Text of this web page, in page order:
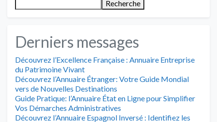
Recherche
Derniers messages
Découvrez l’Excellence Française : Annuaire Entreprise
du Patrimoine Vivant
Découvrez l’Annuaire Étranger: Votre Guide Mondial
vers de Nouvelles Destinations
Guide Pratique: l’Annuaire État en Ligne pour Simplifier
Vos Démarches Administratives
Découvrez l’Annuaire Espagnol Inversé : Identifiez les